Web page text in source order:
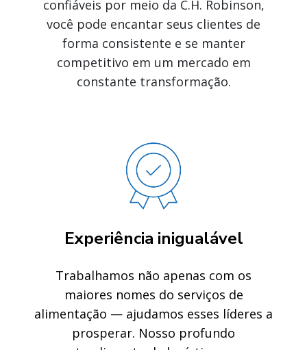
confiáveis por meio da C.H. Robinson,
você pode encantar seus clientes de
forma consistente e se manter
competitivo em um mercado em
constante transformação.
Experiência inigualável
Trabalhamos não apenas com os
maiores nomes do serviços de
alimentação — ajudamos esses líderes a
prosperar. Nosso profundo